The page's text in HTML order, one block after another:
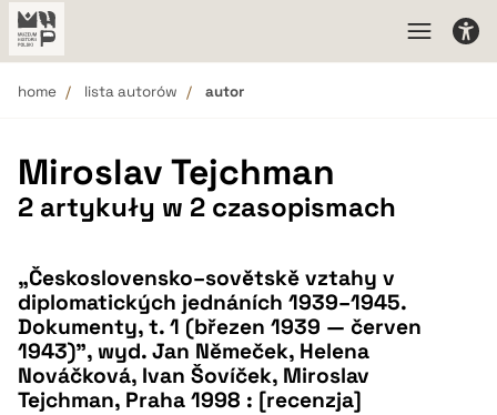
home lista autorów autor
Miroslav Tejchman
2 artykuły w 2 czasopismach
„Československo–sovětskě vztahy v
diplomatických jednáních 1939–1945.
Dokumenty, t. 1 (březen 1939 — červen
1943)”, wyd. Jan Němeček, Helena
Nováčková, Ivan Šovíček, Miroslav
Tejchman, Praha 1998 : [recenzja]